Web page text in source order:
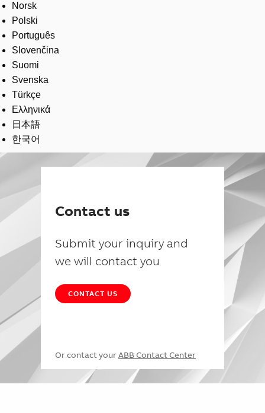
Norsk
Polski
Português
Slovenčina
Suomi
Svenska
Türkçe
Ελληνικά
日本語
한국어
Contact us
Submit your inquiry and
we will contact you
CONTACT US
Or contact your ABB Contact Center